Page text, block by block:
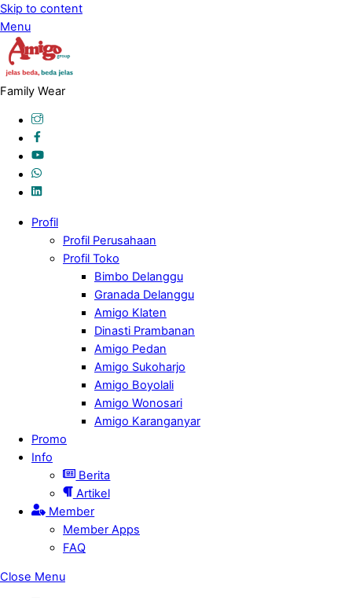
Skip to content
Menu
Family Wear
Profil
Profil Perusahaan
Profil Toko
Bimbo Delanggu
Granada Delanggu
Amigo Klaten
Dinasti Prambanan
Amigo Pedan
Amigo Sukoharjo
Amigo Boyolali
Amigo Wonosari
Amigo Karanganyar
Promo
Info
Berita
Artikel
Member
Member Apps
FAQ
Close Menu